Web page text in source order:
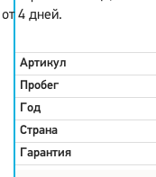
от 4 дней.
Артикул
Пробег
Год
Страна
Гарантия